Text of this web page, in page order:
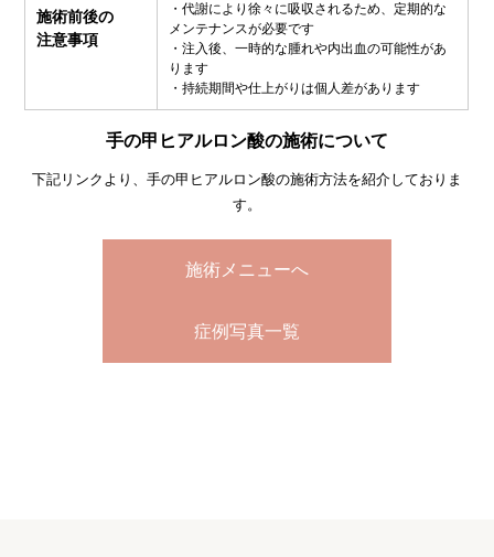
施術前後の
注意事項
・代謝により徐々に吸収されるため、定期的な
メンテナンスが必要です
・注入後、一時的な腫れや内出血の可能性があ
ります
・持続期間や仕上がりは個人差があります
手の甲ヒアルロン酸の施術について
下記リンクより、手の甲ヒアルロン酸の施術方法を紹介しておりま
す。
施術メニューへ
症例写真一覧